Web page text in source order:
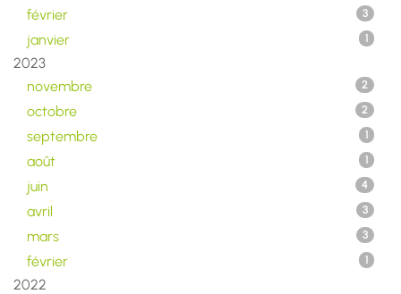
février 3
janvier 1
2023
novembre
2
octobre 2
septembre 1
août 1
juin 4
avril 3
mars 3
février 1
2022